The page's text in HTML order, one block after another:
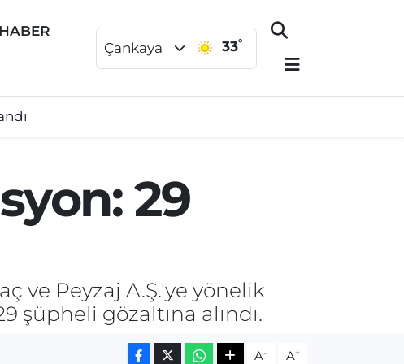
Çankaya 33°
29
ve Peyzaj A.Ş.'ye yönelik
şüpheli gözaltına alındı.
A- A+